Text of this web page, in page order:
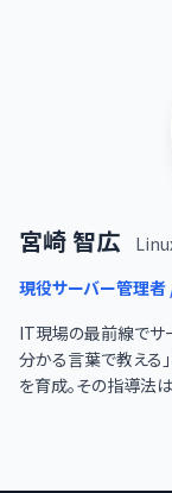
宮崎 智広
現役サーバー管理者
IT現場の最前線でサ
分かる言葉で教える
を育成。その指導法